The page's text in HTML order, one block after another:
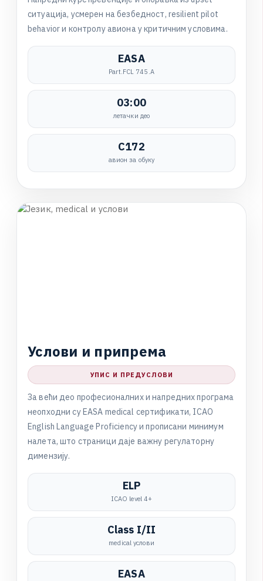
ситуација, усмерен набезбедност, resilient pilot
behaviorи контролуавионаукритичним условима.
EASA
Part.FCL 745.A
03:00
летачки део
C172
авион за обуку
Услови и припрема
УПИС И ПРЕДУСЛОВИ
Завећи део професионалнихи напреднихпрограма
неопходни суEASA medical сертификати, ICAO
English Language Proficiencyи прописани минимум
налета, што страници даје важну регулаторну
димензију.
ELP
ICAO level 4+
Class I/II
medical услови
EASA